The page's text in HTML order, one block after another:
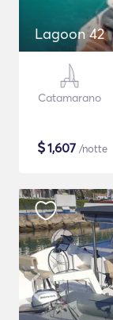
Lagoon 42
Catamarano
$1,607 /notte